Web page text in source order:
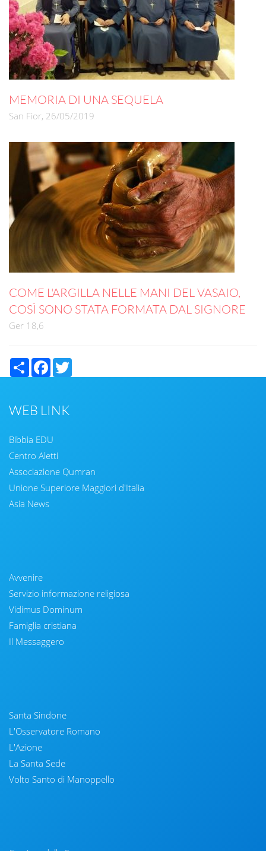
MEMORIA DI UNA SEQUELA
San Fior, 26/05/2019
COME L'ARGILLA NELLE MANI DEL VASAIO,
COSÌ SONO STATA FORMATA DAL SIGNORE
Ger 18,6
Share Facebook
WEB LINK
Bibbia EDU
Centro Aletti
Associazione Qumran
Unione Superiore Maggiori d'Italia
Asia News
Avvenire
Servizio informazione religiosa
Vidimus Dominum
Famiglia cristiana
Il Messaggero
Santa Sindone
L'Osservatore Romano
L'Azione
La Santa Sede
Volto Santo di Manoppello